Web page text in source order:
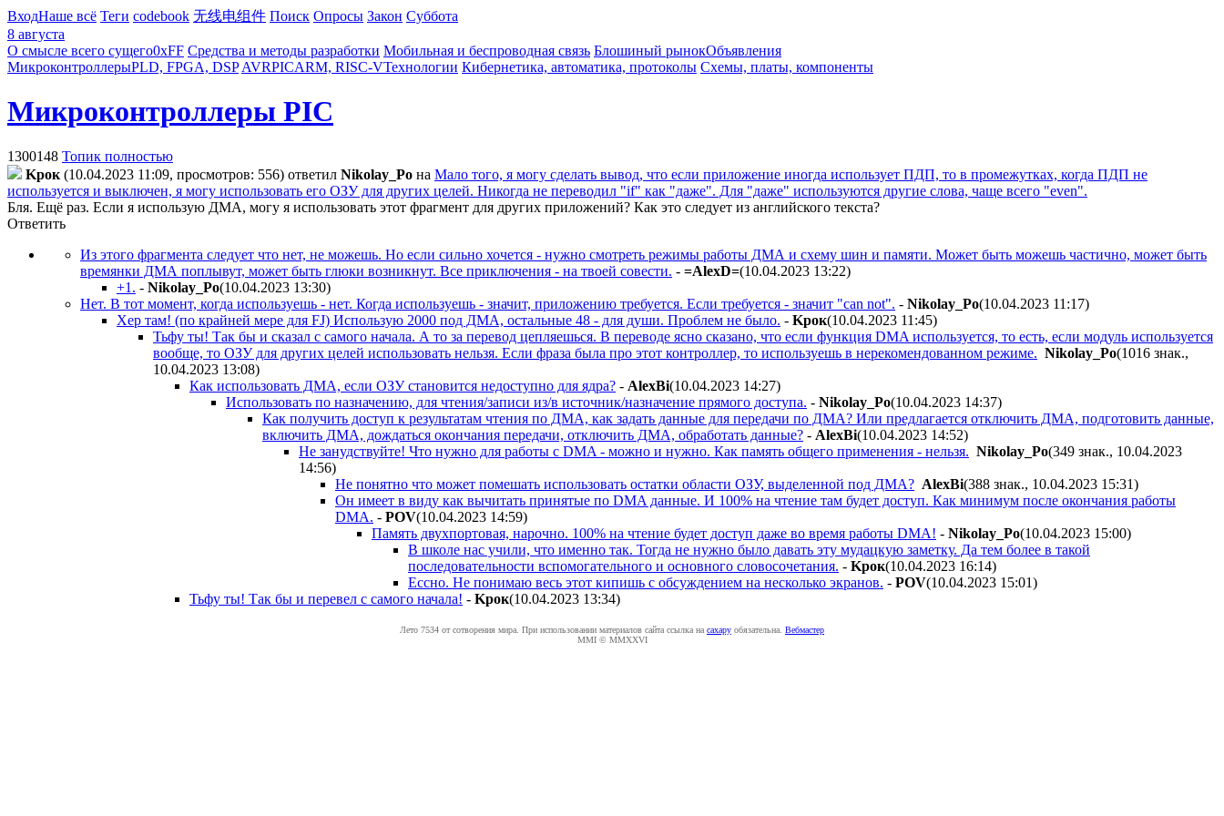
ВходНаше всё Теги codebook 无线电组件 Поиск Опросы Закон Суббота
8 августа
О смысле всего сущего0xFF Средства и методы разработки Мобильная и беспроводная связь Блошиный рынокОбъявления
МикроконтроллерыPLD, FPGA, DSP AVRPICARM, RISC-VТехнологии Кибернетика, автоматика, протоколы Схемы, платы, компоненты
Микроконтроллеры PIC
1300148 Топик полностью
Kpoк (10.04.2023 11:09, просмотров: 556) ответил Nikolay_Po на Мало того, я могу сделать вывод, что если приложение иногда использует ПДП, то в промежутках, когда ПДП не
используется и выключен, я могу использовать его ОЗУ для других целей. Никогда не переводил "if" как "даже". Для "даже" используются другие слова, чаще всего "even".
Бля. Ещё раз. Если я использую ДМА, могу я использовать этот фрагмент для других приложений? Как это следует из английского текста?
Ответить
Из этого фрагмента следует что нет, не можешь. Но если сильно хочется - нужно смотреть режимы работы ДМА и схему шин и памяти. Может быть можешь частично, может быть
времянки ДМА поплывут, может быть глюки возникнут. Все приключения - на твоей совести. - =AlexD=(10.04.2023 13:22)
+1. - Nikolay_Po(10.04.2023 13:30)
Нет. В тот момент, когда используешь - нет. Когда используешь - значит, приложению требуется. Если требуется - значит "can not". - Nikolay_Po(10.04.2023 11:17)
Хер там! (по крайней мере для FJ) Использую 2000 под ДМА, остальные 48 - для души. Проблем не было. - Kpoк(10.04.2023 11:45)
Тьфу ты! Так бы и сказал с самого начала. А то за перевод цепляешься. В переводе ясно сказано, что если функция DMA используется, то есть, если модуль используется
вообще, то ОЗУ для других целей использовать нельзя. Если фраза была про этот контроллер, то используешь в нерекомендованном режиме. Nikolay_Po(1016 знак.,
10.04.2023 13:08)
Как использовать ДМА, если ОЗУ становится недоступно для ядра? - AlexBi(10.04.2023 14:27)
Использовать по назначению, для чтения/записи из/в источник/назначение прямого доступа. - Nikolay_Po(10.04.2023 14:37)
Как получить доступ к результатам чтения по ДМА, как задать данные для передачи по ДМА? Или предлагается отключить ДМА, подготовить данные,
включить ДМА, дождаться окончания передачи, отключить ДМА, обработать данные? - AlexBi(10.04.2023 14:52)
Не занудствуйте! Что нужно для работы с DMA - можно и нужно. Как память общего применения - нельзя. Nikolay_Po(349 знак., 10.04.2023
14:56)
Не понятно что может помешать использовать остатки области ОЗУ, выделенной под ДМА? AlexBi(388 знак., 10.04.2023 15:31)
Он имеет в виду как вычитать принятые по DMA данные. И 100% на чтение там будет доступ. Как минимум после окончания работы
DMA. - POV(10.04.2023 14:59)
Память двухпортовая, нарочно. 100% на чтение будет доступ даже во время работы DMA! - Nikolay_Po(10.04.2023 15:00)
В школе нас учили, что именно так. Тогда не нужно было давать эту мудацкую заметку. Да тем более в такой
последовательности вспомогательного и основного словосочетания. - Kpoк(10.04.2023 16:14)
Ессно. Не понимаю весь этот кипишь с обсуждением на несколько экранов. - POV(10.04.2023 15:01)
Тьфу ты! Так бы и перевел с самого начала! - Kpoк(10.04.2023 13:34)
Лето 7534 от сотворения мира. При использовании материалов сайта ссылка на caxapу обязательна. Вебмастер
MMI © MMXXVI